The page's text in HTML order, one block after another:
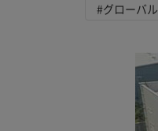
#グローバル